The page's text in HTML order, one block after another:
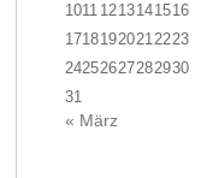
1011 1213141516
17181920212223
24252627282930
31
« März